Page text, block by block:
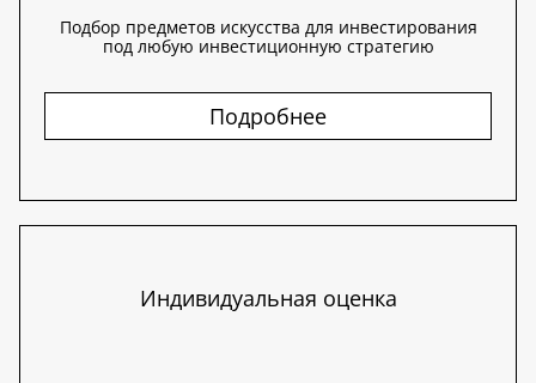
Подбор предметов искусства для инвестирования
под любую инвестиционную стратегию
Подробнее
Индивидуальная оценка